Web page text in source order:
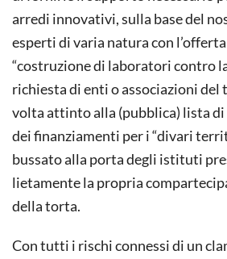
arredi innovativi, sulla base del
esperti di varia natura con
“costruzione di laboratori contro
richiesta di enti o associazioni del
volta attinto alla (pubblica) lista
dei finanziamenti per i “divari
bussato alla porta degli istituti
lietamente la propria
della torta.
Con tutti i rischi connessi di un